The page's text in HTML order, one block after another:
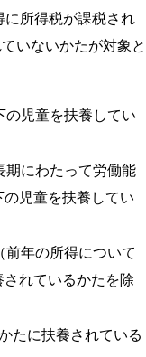
に所得税が課税され
いないかたが対象と
の児童を扶養してい
期にわたって労働能
児童を扶養してい
年の所得について
れているかたを除
たに扶養されている